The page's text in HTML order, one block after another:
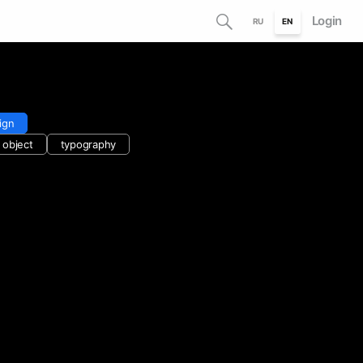
RU EN Login
object typography